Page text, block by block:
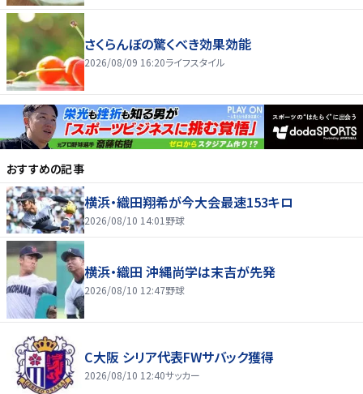
さくらんぼの驚くべき効果効能
2026/08/09 16:20ライフスタイル
おすすめの記事
横浜・織田翔希が今大会最速153キロ
2026/08/10 14:01野球
横浜・織田 沖縄尚学は末吉が先発
2026/08/10 12:47野球
C大阪 シリア代表FWサバック獲得
2026/08/10 12:40サッカー